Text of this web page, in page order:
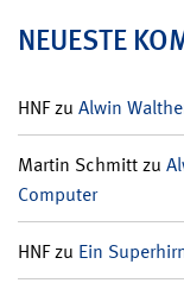
NEUESTE
HNFzu Alwin
Martin Schmittzu
Computer
HNFzu Ein